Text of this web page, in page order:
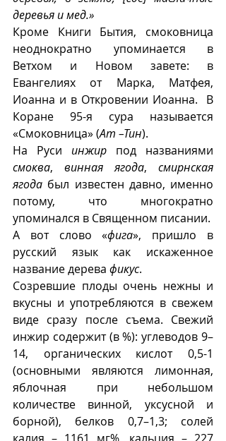
деревья и мед.»
Кроме Книги Бытия, смоковница
неоднократно упоминается в
Ветхом и Новом завете: в
Евангелиях от Марка, Матфея,
Иоанна и в Откровении Иоанна.
В
Коране 95-я сура называется
«Смоковница» (Ат –Тин).
На Руси инжир
смоква, винная ягода, смирнская
ягода был известен давно, именно
потому, что многократно
упоминался в Священном писании.
А вот слово «фига», пришло в
русский язык как искаженное
название дерева фикус.
Созревшие плоды очень нежны и
вкусны и употребляются в свежем
виде сразу после съема. Свежий
инжир содержит (в %): углеводов 9–
14, органических кислот 0,5-1
(основными являются лимонная,
яблочная при небольшом
количестве винной, уксусной и
борной), белков 0,7–1,3; солей
калия – 1161 мг%, кальция – 227